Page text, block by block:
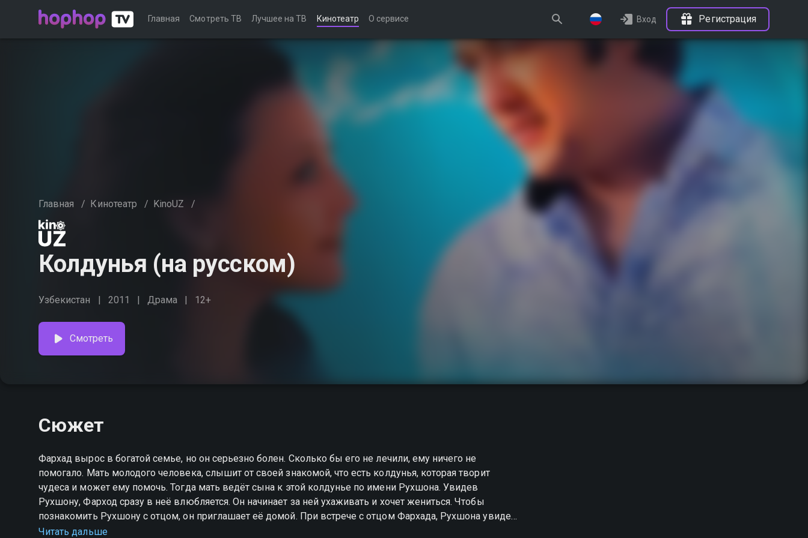
Главная Смотреть ТВ Лучшее на ТВ Кинотеатр О сервисе Вход Регистрация
Главная / Кинотеатр / KinoUZ /
Колдунья (на русском)
Узбекистан 2011 Драма 12+
Смотреть
Сюжет
Фархад вырос в богатой семье, но он серьезно болен. Сколько бы его не лечили, ему ничего не
помогало. Мать молодого человека, слышит от своей знакомой, что есть колдунья, которая творит
чудеса и может ему помочь. Тогда мать ведёт сына к этой колдунье по имени Рухшона. Увидев
Рухшону, Фарход сразу в неё влюбляется. Он начинает за ней ухаживать и хочет жениться. Чтобы
познакомить Рухшону с отцом, он приглашает её домой. При встрече с отцом Фархада, Рухшона увидела
в его глазах, секрет, который он скрывает, и она уходит. Поняв это, отец решает избавиться от Рухшоны.
Читать дальше